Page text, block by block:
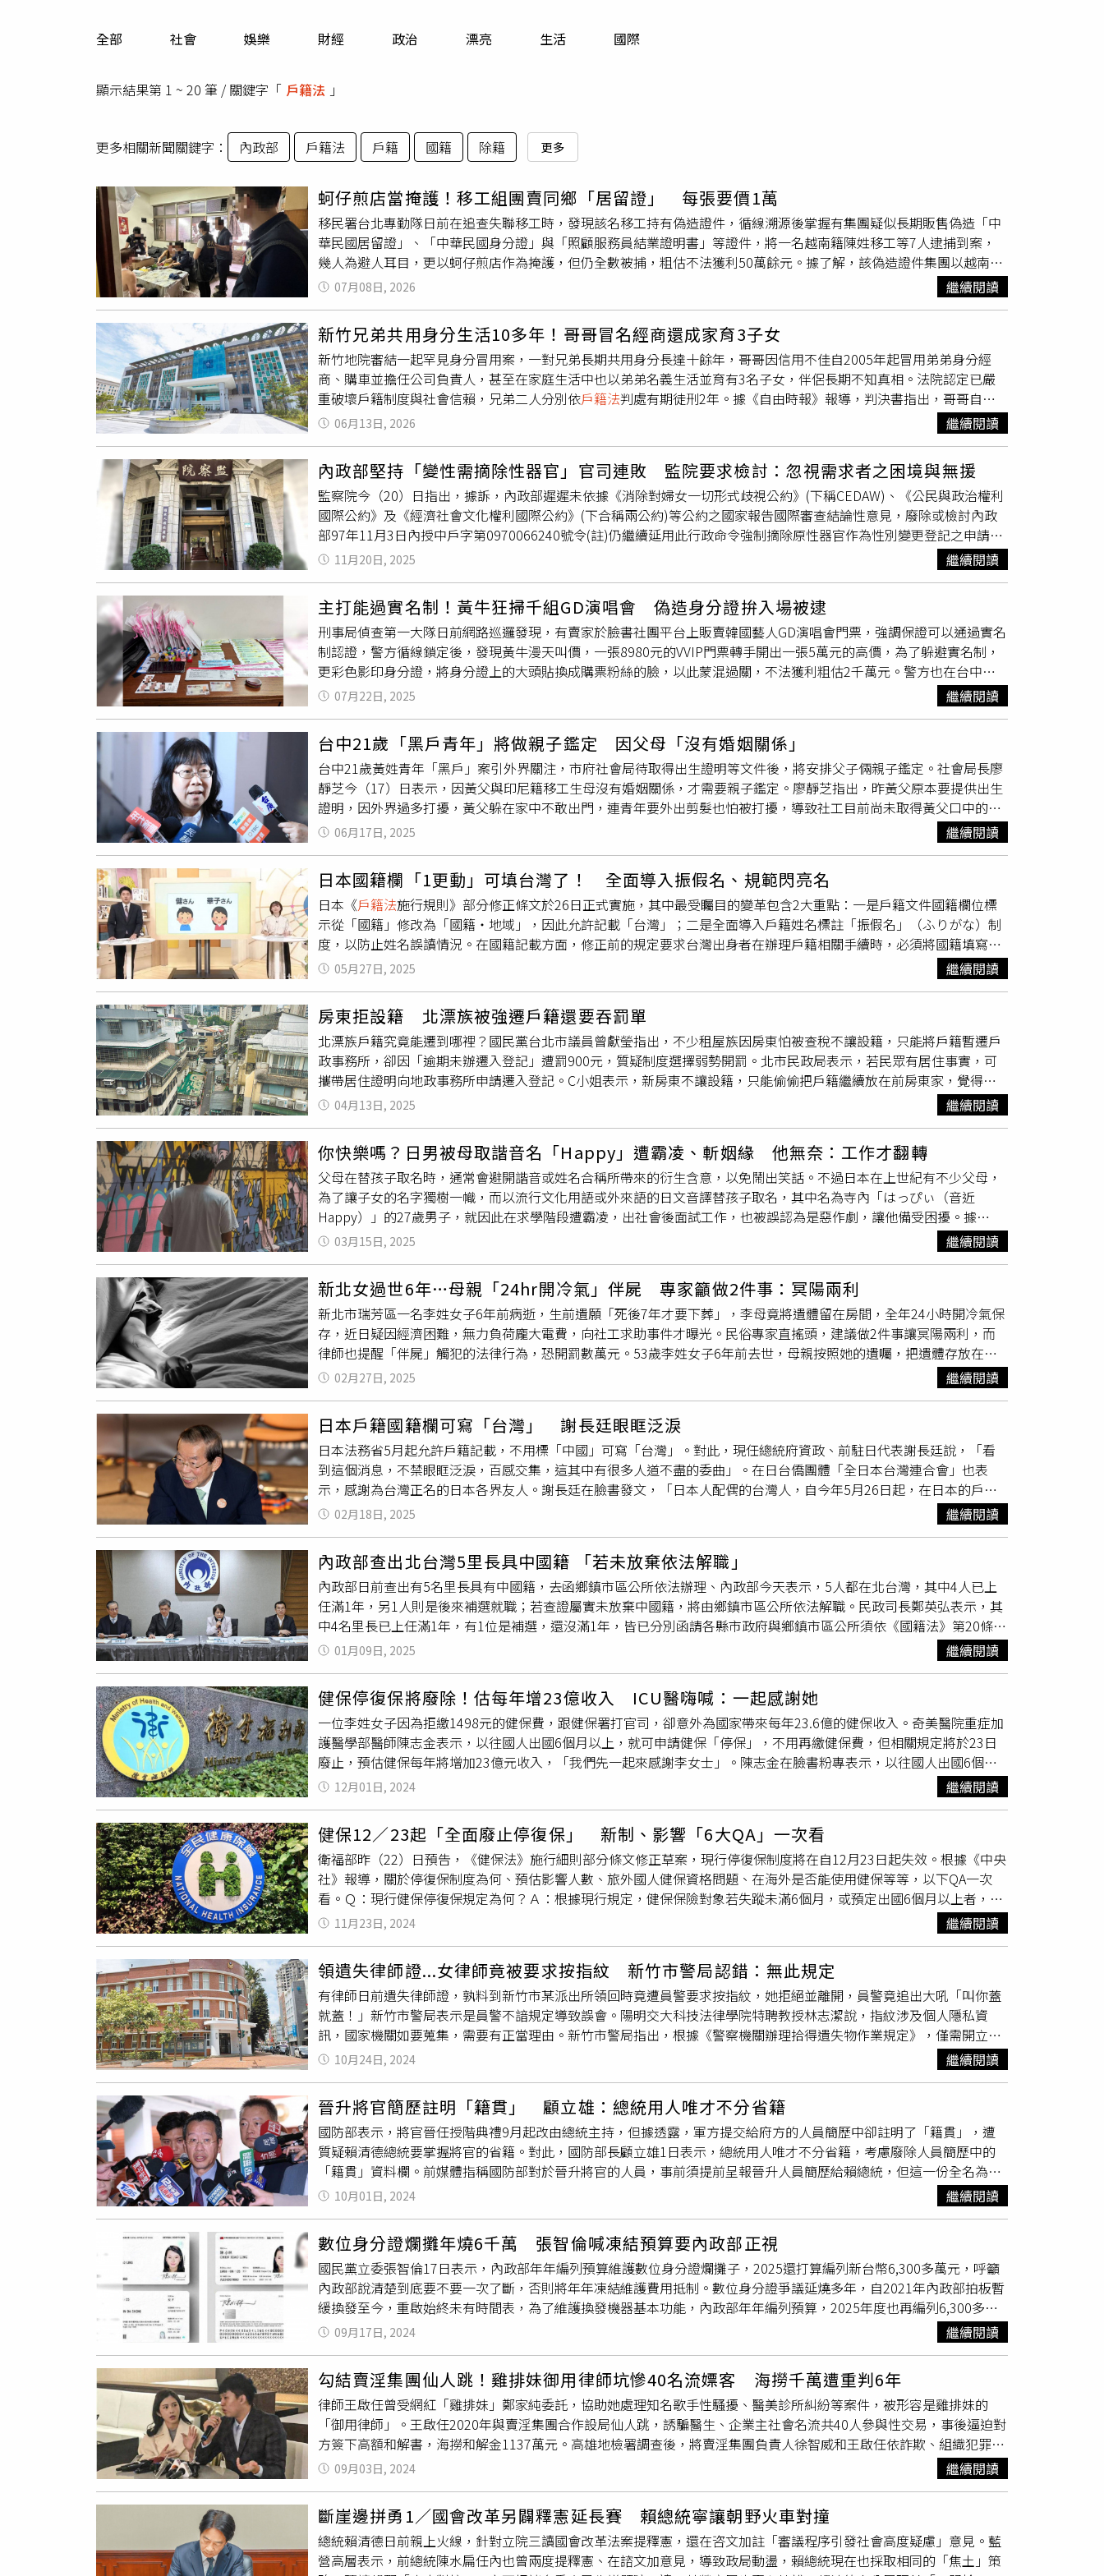
運勢
全部 社會 娛樂 財經 政治 漂亮 生活 國際
顯示結果第 1 ~ 20 筆 / 關鍵字「 戶籍法 」
更多相關新聞關鍵字： 內政部 戶籍法 戶籍 國籍 除籍 更多
蚵仔煎店當掩護！移工組團賣同鄉「居留證」 每張要價1萬
移民署台北專勤隊日前在追查失聯移工時，發現該名移工持有偽造證件，循線溯源後掌握有集團疑似長期販售偽造「中
華民國居留證」、「中華民國身分證」與「照顧服務員結業證明書」等證件，將一名越南籍陳姓移工等7人逮捕到案，
幾人為避人耳目，更以蚵仔煎店作為掩護，但仍全數被捕，粗估不法獲利50萬餘元。據了解，該偽造證件集團以越南籍
陳姓移工為首，陳男的友人裴姓移工因逾期失聯遭遣返出境，裴男認為只要持有仍在有效期限內的居留證就不會遭遣
返，於是讓仍在台的陳男找來同鄉一起組成偽造證件集團，並對外刊出訊息，滿足不少需要假證件的移工，提供「身分
證」、「居留證」與「照護服務員結業證書」，每張要價從5000元至1萬元不等。為避免遭到查緝，陳男等人也利用其
同鄉在台經營、位在松江市場內的蚵仔煎店作為掩護，更找來台籍男子分工協助，提供貼心服務，1人顧店，1人將證件
外送給不方便前來領取的移工。移民署專勤隊與警方組成專案小組後，日前見時機成熟，一舉將陳男等人逮捕到案，當
場查扣已製成60張偽造證件，並已完成交易，初估不法獲利約50萬餘元。全案後續將依違反戶籍法、偽造文書等罪嫌偵
辦，並遭地檢署檢察官提起公訴。移民署強調，偽造、變造或持用不實證件，不僅影響國家證件公信力，更可能衍生非
法工作、非法仲介及治安風險。移民署將持續掃蕩不法網络，深入追查非法雇主舆仲介，並加強溯源打擊此類不法集
聘僱許可，並確實留意相關居留證件真偽，相關資訊可至移民署晶片居留證資料查詢網站查詢(網址
https://niaicinfo.immigration.gov)。若非法聘僱未經許可之外籍人士工作，依就業服務法規定，最高可處新臺幣75萬元
罰鍰；非法媒介外籍人士工作者，最高可處新臺幣50萬元罰鍰；意圖營利從事非法仲介者，最重可處3年以下有期徒
刑、拘役或併科新臺幣120萬元以下罰金，切勿心存僥倖，以身試法。
07月08日, 2026 繼續閱讀
新竹兄弟共用身分生活10多年！哥哥冒名經商還成家育3子女
新竹地院審結一起罕見身分冒用案，一對兄弟長期共用身分長達十餘年，哥哥因信用不佳自2005年起冒用弟弟身分經
商、購車並擔任公司負責人，甚至在家庭生活中也以弟弟名義生活並育有3名子女，伴侶長期不知真相。法院認定已嚴
重破壞戶籍制度與社會信賴，兄弟二人分別依戶籍法判處有期徒刑2年。據《自由時報》報導，判決書指出，哥哥自
2005年起即開始長期使用弟弟提供的國民身分證，並在2016年間進一步以弟弟名義登記擔任一家國際有限公司負責人，
此後持續以該身分進行各類商業活動，包括汽機車買賣、公司經營及一般社交往來，甚至對外印製以弟弟姓名為名的名
同生活超過10年的李姓女子在偵查中證稱，她長期認為同居伴侶即為弟弟本人，兩人育有3名子女，而孩子們也一直認
定父親的真實姓名就是弟弟的名字。直到後續公司經營發生糾紛，並引發相關訴訟後，她才逐步發現多年相伴之人實際
上另有真實身分。法院進一步調查發現，哥哥在多項車輛交易及異動申請中，均使用弟弟身分證影本作為申辦文件，相
關車籍資料大量顯示弟弟名義，顯示其並非偶發性借用證件，而是長期、系統性地以他人身分進行交易行為。法官因此
認定，該行為已超出一般單純「借名登記」範疇，而是全面性冒用他人身分建立社會關係與經濟活動，符合
戶籍法所規
範之冒名使用行為。至於弟弟部分，法院認定其明知哥哥長期以自己名義從事商業、交通及家庭生活等各類行為，仍持
續提供國民身分證供其使用。在哥哥同居伴侶曾向弟弟索取身分證相關資料時，弟弟亦未揭露真相，反而放任對方持續
誤認哥哥即為本人。法院因此認定弟弟構成將國民身分證交付他人供冒名使用之違法行為。對於辯方主張本案屬於單純
「借名登記」關係，法院明確不予採信。判決理由指出，一般借名登記多僅限於特定財產或單一法律關係之名義使用，
但本案哥哥係全面性使用弟弟身分處理商業、交通、社交乃至家庭生活，使周遭所有人均誤認其真實身分，性質上已完
全不同。法官在量刑時特別指出，本案2名被告長期維持虛假身分狀態達10餘年，不僅影響商業交易秩序，更使同居伴
侶及3名子女長期處於錯誤認知之中，甚至未曾知悉父親的真實姓名，對家庭關係與社會信賴造成重大損害，情節嚴
重。因此，法院最終依戶籍法相關規定，分別判處哥哥冒用身分罪、弟弟交付身分證供冒名使用罪，各有期徒刑2年，
全案仍可上訴。
06月13日, 2026 繼續閱讀
內政部堅持「變性需摘除性器官」官司連敗 監院要求檢討：忽視需求者之困境與無援
監察院今（20）日指出，據訴，內政部遲遲未依據《消除對婦女一切形式歧視公約》(下稱CEDAW)、《公民與政治權利
國際公約》及《經濟社會文化權利國際公約》(下合稱兩公約)等公約之國家報告國際審查結論性意見，廢除或檢討內政
部97年11月3日內授中戶字第0970066240號令(註)仍繼續延用此行政命令強制摘除原性器官作為性別變更登記之申請要
件，忽視有性別變更登記需求者之困境與無援，監察院通過監委紀惠容調查報告，要求內政部儘速檢討改進。紀惠容指
出，「強醫療模式」多已被國際判決認定違反國際人權公約，例如：瑞典102年甚至立專法賠償因被迫強制手術之跨性
並變更後的性器官手術是「違憲」。全世界有近200國，其中約50國(約4分之1)已不強制要求手術(即免術換證)，至少20
國採自由換證，亦即不需醫療或非醫療證明即可換證。紀惠容說，各國性別變更登記的制度現分為三種：（1）「強醫
療模式」：要求醫療手術作為變更法定性別的要件，如羅馬尼亞、新加坡、黎巴嫩、韓國等。（2）「弱醫療模式」：
保留部分醫療或司法程序，但多已取消強制手術或不孕證明的要求，如：英國、奧地利、義大利等。（3）「性別自我
認同模式」。允許個人透過自我聲明即可變更法定性別，無需醫療診斷、手術或法院許可，強調去病理化與尊重個人性
別認同，如：阿根廷、丹麥、比利時、挪威、瑞士、德國、西班牙…等。紀惠容說明，我國目前仍採行「強醫療模式」
制度，為此行政院委託研究建議短期採「弱醫療模式」，建議長期採「性別自我認同模式」。陳情人向紀惠容表示，性
別登記、反覆申請遭拒、持覆提起訴願、行政訴訟等救濟程序，讓他們飽受長時間、金錢與身心折磨，徒增訟累虛耗司
法資源與基層戶政人員困擾。截至114年4月30日，訴訟進行中計5件，訴訟已裁判計7件，其中戶政事務所敗訴計6件，
均已完成性別變更登記。紀惠容提到，經調閱我國判決文書發現，多起判決認可以弱醫療模式申請性別變更登記。例
如：110年9月23日北高行判決內容提到：「移除身體原有性器官，以剝奪其生育機能，傷害當事人身體健康之完整
性……經參酌2家由精神科醫師鑑定等證據，原告已有獨立自主性別人格並持續相當期間而趨於穩定」；112年9年21日
最高行判決「如無法律依據，卻強制要求申請人必須進行接受移除原本外部性徵之手術，乃直接傷害其身體之完整性，
嚴重侵害其健康權。」其實，我國行政法院已有穩定見解。內政部97年11月3日行政命令規定變更法定性別需有「2位精
神科醫師診斷書」與「已摘除性器官手術診斷書」。然而，現行戶籍法 戶籍法施行細則，僅規範人民申請身分變更登
記時需附證明，並無要求人民必須摘除原性器官。且我國迄今從未有規範性別變更的相關法律。在無法律依據下，僅由
內政部發布上開行政規則，規範拘束各戶政事務所辦理性別變更登記之依據，紀惠容指出，這已明顯違反法律保留原則
及比例原則。紀惠容說，行政院、內政部推動性別變更要件法制化仍然牛步，行政院與立法院均有提出專案研究報告，
均指出：實務仍以行政規則作為限制依據，顯屬不當…應儘快整合各方意見，提出適切的性別變更登記法律草案。紀惠
容強調，身為戶政中央主管機關的內政部迄今怠不作為，違反憲法及國際人權公約。紀惠容提到，有學者專家指出，內
政部僅用行政命令要求手術摘除性器官，明顯違反法律保留原則，也會違反比例原則。廢除內政部97年11月3日令之
後，應回歸母法即戶籍法第21條規定，並依國際人權公約辦理。法律保留原則是拘束行政機關，而非成為少數族群的阻
礙，反過來拘束人民。紀惠容提及，鑑於強醫療模式現多已被認定違背國際人權公約及憲法，CEDAW及兩公約之國家報
告國際審查結論性意見早已指出，性別認同為基本人權，應廢除手術作為性別變更之要件，然內政部迄今對於性別變更
登記要件之修正及法制化仍然牛步，行政院及所屬機關宜依國際人權公約規範意旨，並參酌各級法院穩定見解及國外做
法，於不侵害人民身體權、健康權、人性尊嚴及人格權之前提下，准予人民性別變更登記之申請，積極作為促進人權實
現之職責。紀惠容呼籲，跨性別者態樣類型多元，所面臨心理或生理治療需求亦不相同，行政院允宜會同所屬機關瞭解
跨性別者所面臨之生活處境及需求，以提供適當之社政醫療、法律扶助等資源挹注及支持，並強化社會溝通及教育，以
消除社會對於跨性別者之偏見及歧視。
11月20日, 2025 繼續閱讀
主打能過實名制！黃牛狂掃千組GD演唱會 偽造身分證拚入場被逮
刑事局偵查第一大隊日前網路巡邏發現，有賣家於臉書社團平台上販賣韓國藝人GD演唱會門票，強調保證可以通過實名
制認證，警方循線鎖定後，發現黃牛漫天叫價，一張8980元的VVIP門票轉手開出一張5萬元的高價，為了躲避實名制，
更彩色影印身分證，將身分證上的大頭貼換成購票粉絲的臉，以此蒙混過關，不法獲利粗估2千萬元。警方也在台中與
新竹逮獲42歲的柳姓主嫌、詹姓、江姓與陳姓男子等4人。韓國藝人GD來台開演唱會造成轟動，演唱會門票開售即秒
殺，儘管主單位已對門票開出實名制機制，入場還需檢驗身分證與手環，但仍逮不住黃牛透過境外集團，以機器人系統
號與出生年月日等基本個資，再以取得之個資初步通過驗證，從而獲得取票序號。柳男以取得之序號成功取票後，再以
高價在臉書社團上轉售，並向購買的粉絲索取大頭照，將身分證P成粉絲的臉後，彩色印出護貝，從而蒙混過關。據
悉，柳姓男子長年以黃牛維生，其被警方逮捕時，警方在其家中搜出大量太妍演唱會的福利品，其甚至在網路上打出
「好名聲」，不少粉絲為了取得票券都曾向他購買，甚至還有客戶變成黃牛，一起加入柳男販售黃牛票。據了解，柳男
旗下的一名擔任保全的26歲將男子，就曾在社團上被人詢問，「這人穩嗎？」，下面不少流言都指出曾和江男買過票，
「可以正常出票」，甚至還有早餐店老闆與工程師都一起加入，粗估至少以不法管道取得1000多組GD演唱會門票序
號、同時還有尚未開演的100多組孫燕姿與500多組BLACKPINK的演唱會序號。刑事局破獲有黃牛集團以不明管道取得
大量個資，並協助粉絲P圖偽造身分證入場。（圖／翻攝畫面）警方鎖定相關證據後，掌握柳男多會以演唱會附近的高
級飯店作為交易處所，就近提供兌票與協助實名制認證的服務，15日兵分多路於台中、新竹等地將柳男等4人拘提到
案，同時查扣G-Dragon等演唱會兌票序號1,500組、實體演唱會門票44張、太妍演唱會粉絲福利品、偽造證件、演唱會
手環、電腦主機、筆記型電腦、現金16萬4,000元、彩色影印機、圓角器、護貝機、護貝紙及偽造身分證鋼印等證物。
全案將依違反文化創意產業發展法及
等罪移送台北地檢署偵辦。刑事局呼籲，文化創意產業發展法業於2023年6
月2日正式施行，若將藝文表演票券以超過票面金額或定價販售者，可處票面金額或定價之10倍至50倍罰鍰；另持用偽
造身分證件通過實名制驗證屬犯罪行為，依戶籍法可處5年以下有期徒刑、拘役或科或併科新臺幣50萬元以下罰金，民
眾追星之餘應特別小心，切勿以身試法。警察機關將加強掃蕩黃牛票集團，持續打擊犯罪，請民眾切勿藉由票券轉售圖
利，更不要購買黃牛票，助長哄抬票價歪風，如發現有人販售黃牛票，可立即向警察機關或相關單位檢舉。刑事局破獲
有黃牛集團以不明管道取得大量個資，並協助粉絲P圖偽造身分證入場。（圖／翻攝畫面）
07月22日, 2025 繼續閱讀
台中21歲「黑戶青年」將做親子鑑定 因父母「沒有婚姻關係」
台中21歲黃姓青年「黑戶」案引外界關注，市府社會局待取得出生證明等文件後，將安排父子倆親子鑑定。社會局長廖
靜芝今（17）日表示，因黃父與印尼籍移工生母沒有婚姻關係，才需要親子鑑定。廖靜芝指出，昨黃父原本要提供出生
證明，因外界過多打擾，黃父躲在家中不敢出門，連青年要外出剪髮也怕被打擾，導致社工目前尚未取得黃父口中的出
生證明等文件，盼外界不要過多干擾而影響進度。至於為何要做親子鑑定？廖靜芝說，這是《
》規定，但目前連
出生證明都還沒看到，僅透過黃父口述得知，生母是印尼籍移工，有生活過一段時間，因兩人沒有婚姻關係，才需要親
子鑑定。廖靜芝強調，相關訊息都是透過黃父口述獲得，要如何協助青年取得身分及設籍，民政局戶政科也提出5種假
設性方案，但一切要等到取得出生證明等相關文件，才能確定下一步做法。
06月17日, 2025 繼續閱讀
日本國籍欄「1更動」可填台灣了！ 全面導入振假名、規範閃亮名
日本《戶籍法施行規則》部分修正條文於26日正式實施，其中最受矚目的變革包含2大重點：一是戶籍文件國籍欄位標
示從「國籍」修改為「國籍・地域」，因此允許記載「台灣」；二是全面導入戶籍姓名標註「振假名」（ふりがな）制
度，以防止姓名誤讀情況。在國籍記載方面，修正前的規定要求台灣出身者在辦理戶籍相關手續時，必須將國籍填寫為
「中國」。此次修法前，日本原則上僅允許記載正式國名，唯一例外是對未承認國家地位的巴勒斯坦地區給予特殊記載
待遇。新制實施後，「國籍」欄位將更改為「國籍・地域」，意即允許在該欄位中登記地區名稱，因此台灣也可正式記
載於官方文件。法務省官網同日更新的婚姻登記、出生登記等申請表格注意事項中，已明確在外國人國籍欄位加註「可
填寫『台灣』」的說明。另一方面，為解決因姓名讀音產生的社會問題，日本同步實施「振假名戶籍制度」。現行戶籍
原本僅登記漢字姓名，自今年5月26日起，所有新生兒的出生登記將立即加註振假名；既有戶籍則將於明年5月26日前全
面更新，各地方政府已陸續寄發記載預定登錄讀音的「振假名通知明信片」給民眾核對。這項制度改革還規範特殊讀法
姓名（俗稱「閃亮亮名字」），禁止漢字本義與讀音完全脫節，如「太郎」讀作「ジョージ」；或易導致誤讀的組合，
如「高」讀作「ひくし」、「太郎」讀作「じろう」。官方也特別提醒，新制實施期間可能出現假冒政府名義的詐騙行
05月27日, 2025 繼續閱讀
房東拒設籍 北漂族被強遷戶籍還要吞罰單
北漂族戶籍究竟能遷到哪裡？國民黨台北市議員曾獻瑩指出，不少租屋族因房東怕被查稅不讓設籍，只能將戶籍暫遷戶
政事務所，卻因「逾期未辦遷入登記」遭罰900元，質疑制度選擇弱勢開罰。北市民政局表示，若民眾有居住事實，可
攜帶居住證明向地政事務所申請遷入登記。C小姐表示，新房東不讓設籍，只能偷偷把戶籍繼續放在前房東家，覺得好
像小偷，如被發現，戶籍又會遷入戶所，開罰對生活更是一大負擔，並非有意違法，而是「無處可遷」。曾獻瑩表示，
》規定，未依限期辦理遷徙登記者，經
歸」、「人籍不合一」的現象，深入了解租屋族真實處境，而非單以裁罰處理。民政局戶籍行政科長劉嘉鳳回應，若房
東不同意遷入，民眾可攜帶身分證、居住證明文件，直接向地所申請遷入，戶所人員將於到府查實後辦理遷入登記。她
坦言，不少被迫逕遷戶所的民眾都相對弱勢，小額罰鍰只是行政作為，不是要把民眾逼到走投無路；房東拒絕租客遷入
戶籍，則牽涉租屋市場機制。劉嘉鳳說明，戶籍為民眾公、私信件寄達地址，設籍地應由民眾擇定任一地址，如經催告
4個月後仍置之不理，民眾到該區戶所辦理業務會被累計開罰，情節輕者、到別區辦理業務者則免罰。
04月13日, 2025 繼續閱讀
你快樂嗎？日男被母取諧音名「Happy」遭霸凌、斬姻緣 他無奈：工作才翻轉
父母在替孩子取名時，通常會避開諧音或姓名合稱所帶來的衍生含意，以免鬧出笑話。不過日本在上世紀有不少父母，
為了讓子女的名字獨樹一幟，而以流行文化用語或外來語的日文音譯替孩子取名，其中名為寺內「はっぴぃ（音近
Happy）」的27歲男子，就因此在求學階段遭霸凌，出社會後面試工作，也被誤認為是惡作劇，讓他備受困擾。據
ABEMA TIMES報導，上世紀80年代的日本，有許多父母在孩子出生後取「閃亮名字（キラキラネーム）」，是指脫離日
戶籍法》修正草
案，屆時戶籍上的姓名需標註讀音，且須是「社會普遍認可的讀法」，此項制度也將對「閃亮名字」進行一定程度的規
範。不過，有民眾擔心，若家長能說明替孩子命名的用意，即可通過審核，反而讓更多人承受此類名字帶來的困擾。名
為寺內「はっぴぃ」的男子，從小就因為自己的名字備感困擾。他回憶，小學低年級時，班級名冊上只有他的名字是以
平假名書寫，引起強烈違和感，經常因為名字受到注目而感到厭倦，等到他升上國中，甚至因此遭霸凌，有人會嘲諷，
「你叫『Happy』卻一點也不快樂吧？」或「叫這個名字就是活該被欺負」。直到國中三年級時，寺內一度萌生改名念
頭，希望高中能以新名字重新開始，但未能如願。他也說，小學、國中時每逢「Happy Birthday」或「Happy
Valentine’s Day」等活動，都成為同學拿他名字開玩笑的機會。而他之所以名叫寺內「はっぴぃ」，來自寺內的母親
為了紀念生下他時的幸福心情所取，不過他對此強調，不會怨懟母親。寺內續指，短期大學入學典禮上，當他的名字被
唸出時，全場目光齊聚於他身上，讓他感到絕望與無奈，不禁心想「又要開始那樣的日子了」。後來出社會求職的過程
中，他投出的履歷也常被誤以為是惡作劇，就算通過初步審核，仍會在面試時被面試官質疑「你是不是在開玩笑」。轉
捩點是在進入職場後，寺內才開始感受到名字帶來的正面效益。他表示，有些客戶會因為他的名字而留下深刻印象，甚
至有人將他的名片掛起來當作好運象徵，讓他不禁感嘆，「步入社會後，才終於覺得這個名字逐漸被大家接受。」然
而，寺內也曾因為名字，錯失婚姻機會，「曾經交往對象的家人，因為聽到我的名字而產生排斥，最後不得不放棄結
婚。」他指出，對老一輩來說，「閃亮名字」仍不容易被他們接受。無獨有偶，今年30多歲的女子笹子明美，替9歲的
女兒取名為「笑顏（にこ，音同Niko，與日文的擬態語「ニコニコ」，音同Niko Niko有關）」。笹子明美說，「當時
並不覺得是閃亮名字，只希望孩子能常常笑著生活。」雖然目前女兒只是偶爾被朋友開玩笑，母女倆並不特別在意，但
笹子明美坦言有些後悔，擔心名字是否會在孩子未來升學、就業或婚姻上造成困擾。笹子明美表示，自己在20多歲時結
婚生子，原本想替女兒取名為「露葉（つゆは）」，但母親強烈反對，最後由外婆決定叫「笑顏」，寓意「希望她一直
笑容滿面」。笹子明美坦言，當時也覺得名字特別、重複性不高而欣然接受，但聽完寺內的經歷後，如今也開始擔心這
是否會影響孩子未來的印象。笹子明美補充，「自己覺得是可愛的名字，但連女兒和她的朋友們都說『這個名字乍看不
知道怎麼唸』，才讓我開始在意起來。」笹子明美也透露，當初還曾考慮過「つゆは」或「いろは」等更傳統的日式名
字，但因為女兒家中是第一個孫輩，全家人共同討論下才決定名字。針對「閃亮名字」導致的獨特命名，有日本網友批
評「父母不要為了自我滿足而亂取名字」、「這樣的父母太荒唐」、「父母只是想要取個不重覆的名字而已，根本是自
私行為」。如今日本每年約有超過4000人改名，如何在父母心意與孩子未來之間取得平衡，成為社會討論焦點。曾為超
過12萬人提供命名建議的姓名學者牧野恭仁雄指出，會取閃亮名字的父母，大多來自「在富裕時代成長」的世代。牧野
恭仁雄解釋，「經歷過高度經濟成長或泡沫經濟時期的父母，曾被教導須升學、進大企業，無法展現個性，因此他們傾
向透過命名來彰顯個性。」牧野恭仁雄也提到，部分改名者來自深受困擾的家庭，「有些媽媽會因為名字被其他家長說
『很難叫出口』而感到受傷，嚴重者甚至足不出戶、食不下嚥。」藝人あおちゃんぺ表示，問題不在命名本身，而在
「社會對名字的過度反應」。あおちゃんぺ說，「父母用心為孩子取名本就沒錯，是外界不必要的評價讓人受傷，應改
變的是社會風氣，而非父母替孩子取的名字。」寺內也分享自身感觸，「孩子的人生可能會因為名字而被他人定義，成
為一種不自覺的束縛。取名字時，父母應好好思考是否會變成孩子人生的枷鎖。」名模益若翼也分享過往經歷，「我的
本名是『翼』，小學時常被說『你叫翼，那你會踢足球嗎？』我還故意不去看《足球小將》。但長大後回頭看，反而覺
得那是很棒的作品。」最後，針對笹子明美的女兒「笑顏」的未來，益若也表示，「或許她會有一段青春期叛逆、不愛
笑的時期，但某天也會發現，自己其實活出那個名字的模樣。」
03月15日, 2025 繼續閱讀
新北女過世6年…母親「24hr開冷氣」伴屍 專家籲做2件事：冥陽兩利
新北市瑞芳區一名李姓女子6年前病逝，生前遺願「死後7年才要下葬」，李母竟將遺體留在房間，全年24小時開冷氣保
存，近日疑因經濟困難，無力負荷龐大電費，向社工求助事件才曝光。民俗專家直搖頭，建議做2件事讓冥陽兩利，而
律師也提醒「伴屍」觸犯的法律行為，恐開罰數萬元。53歲李姓女子6年前去世，母親按照她的遺囑，把遺體存放在房
間，直到近日疑似中風，加上經濟困難，無力負擔電費，才向社工坦承此事。警方獲報後前往現場，發現遺體已成乾
屍，隨即封鎖進行調查，並通報檢方進行相驗。據了解，李母大約7、8年前買下現居的5層樓公寓中的3樓，她在女兒去
世後，把遺體放在房間內，24小時開冷氣保存，還每天擦拭遺體，時間長達6年。民俗專家廖大乙指出，人有三魂，靈
魂、覺魂、生魂，往生後生魂即滅，只剩下靈魂和覺魂，生魂和軀體會分離。他認為李女是宗教狂熱分子，伴屍會影響
到左鄰右舍，最好請有能力的道士引領陰魂去該去的地方，好好開釋亡者，盡快入土為安，這樣生者、亡者都解脫，才
能冥陽兩利。根據《TVBS》報導，李茂增律師說明，關鍵在於李母並未有「刻意損壞遺體」的行為與動機，也不構成違
反《刑法》第247條損壞、遺棄、污辱或盜取屍體者。不過，因存放遺體未通報、並即時下葬，引發未生疑慮，已違反
《新北市殯葬自治條例》第12條與第22條「屍體應自死亡日起2個月內完成埋葬或火化。但有特殊情形經核准展延期限
者，不在此限」。因此，李母恐挨罰1萬元以上至3萬元以下罰鍰。另外，自死亡事件發生或死亡事實確定後30日內，未
於法定期間申請、登記，經戶政事務所催告仍不申請者，涉及違反《戶籍法
元以下罰鍰。◎民俗說法，僅供參考。
02月27日, 2025 繼續閱讀
日本戶籍國籍欄可寫「台灣」 謝長廷眼眶泛淚
日本法務省5月起允許戶籍記載，不用標「中國」可寫「台灣」。對此，現任總統府資政、前駐日代表謝長廷說，「看
到這個消息，不禁眼眶泛淚，百感交集，這其中有很多人道不盡的委曲」。在日台僑團體「全日本台灣連合會」也表
示，感謝為台灣正名的日本各界友人。謝長廷在臉書發文，「日本人配偶的台灣人，自今年5月26日起，在日本的戶籍
的記載，終於可以不寫『中國』而填寫『台灣』了，看到這個消息，不禁眼眶泛淚，百感交集，這其中有很多人道不盡
的委曲，過程也有很多人鍥而不捨的努力！1972年日本和中華民國斷交，並搶先與中華人民共和國（中共）建交，當時
田中角榮風光一時，因為事先沒有充分的考量和配套，留下很多後遺症，可以說那個風光是建立在台灣人的辛酸和委曲
上面，國籍的記載，就是典型例子。」謝長廷表示，「因為只有日本人能擁有日本戶籍，和日本人結婚的外國人，只能
登載為配偶，而配偶可有國籍欄可以記載，但日本不承認中華民國，所以依法務省解釋，台灣人也必須記載國籍為『中
國』，台灣人只能含淚照辦。我八年多前就任駐日大使時，就有不少鄉親向我訴苦，我也覺得很不合理，馬上向日方反
應，希望比照『居留卡』的做法，有『國籍地區欄』，不願寫中國的，可以寫台灣，但因為戶籍格式是依戶籍法的規
定，必須先修改戶籍法
才能更改。當時我們研判日本國會不會為台灣人的記載問題而修法，而如果正式因這個理由要求
修法，必然招來中國反彈和親中派議員的扺制，所以費盡心思。」謝長廷指出，「日本有二位國會議員的夫人是台灣
人，她們也算是受害人，其中一位台灣女婿是參議員，他告訴我日本戶籍法 為了漢字假名（注音）問題，將在幾年後修
改，他願意隨時留意動態，全力配合，並將結合更多議員支持，希望我們保持低調。我們於是決定長期作戰，成立專案
小組，由領務組傅姓、陳姓前後兩任組長擔任負責人，當做重大任務，沒有間斷的推動，記得當時我在公文批示「『案
複雜難度高，但應努力完成』，中間曲折迂迴，跌跌撞撞，他們的辛勞可以想像！」全台連指出，在日台人長久呼籲日
本政府要尊重身分認同，要求改正卻沒得到回應，很多在日台人戶籍被標「中國」，有時還被地方公所解釋為「中華人
民共和國」，不但常誤認，在冾公或臨檢也增加不必要困擾。全台連說，幸好日本各界人士願傾聽理解訴求，積極為台
灣正名連署和遊說，在各方努力下開花結果，為台灣人的尊嚴和名譽開正路。
02月18日, 2025 繼續閱讀
內政部查出北台灣5里長具中國籍 「若未放棄依法解職」
內政部日前查出有5名里長具有中國籍，去函鄉鎮市區公所依法辦理、內政部今天表示，5人都在北台灣，其中4人已上
任滿1年，另1人則是後來補選就職；若查證屬實未放棄中國籍，將由鄉鎮市區公所依法解職。民政司長鄭英弘表示，其
中4名里長已上任滿1年，有1位是補選，還沒滿1年，皆已分別函請各縣市政府與鄉鎮市區公所須依《國籍法》第20條規
定，請當事人說明有沒有依規定在就職前放棄中華民國以外的國籍，且在就職1年內是否提出已放棄其他國籍證明文
件，如果經查證未放棄中華人民共和國國籍，由鄉鎮市區公所解職。內政部長劉世芳說明，這5名里長都集中在北台
或國籍法怎麼規範，內政部也都有再次說明。鄭英弘指出，由鄉鎮市區公所查明
後，若當事人沒有依國籍法規定提出放棄其他國籍證明，鄉鎮市區公所就要立即處理，因此要看各鄉鎮市區公所處理時
程。
01月09日, 2025 繼續閱讀
健保停復保將廢除！估每年增23億收入 ICU醫嗨喊：一起感謝她
一位李姓女子因為拒繳1498元的健保費，跟健保署打官司，卻意外為國家帶來每年23.6億的健保收入。奇美醫院重症加
護醫學部醫師陳志金表示，以往國人出國6個月以上，就可申請健保「停保」，不用再繳健保費，但相關規定將於23日
廢止，預估健保每年將增加23億元收入，「我們先一起來感謝李女士」。陳志金在臉書粉專表示，以往國人出國6個月
以上，就可申請健保「停保」，不用再繳健保費，再入境後「復保」（繳保費）即可就醫使用健保資源，因此一些長年
居住在國外的國人，平日不用繳健保費，等到有需要使用健保時再回台繳費，就可以馬上使用健保，且不必回溯繳費。
醫生指出，國外醫療費用昂貴，既使是買機票回台就醫，都還是非常划算，因此一直以來都有不少爭議，「這名在台灣
有戶籍的李女士長期旅居國外，每年只在農曆春節才返台，短暫停留即出境，卻接到健保局通知要繳交合計2個月1498
元的健保費，而心生不滿。她覺得，她一回台就『自動復保』不合理，她也沒有要用健保，為何要繳保費？」李女因此
和健保署打官司，結果敗訴，但她不服，經審議、訴願、行政訴訟駁回，向大法官聲請釋憲，結果憲法法庭判決「停復
保」制度違憲，要求修法，結果健保署乾脆把原本的「停復保制度」廢掉。陳志金提到，目前約有21萬人停保，換算下
來，如果這些人沒有停保，健保保費每年將增加23億元收入。醫生說明，長年旅居國外的人，也不必擔心自己會當冤大
規定，國人出境2年以上，戶籍就會被遷出，沒有戶籍的
話，健保就會自動「退保」，就不用再繳健保費。如果在退保後2年內恢復戶籍，當天開始即為健保強制保險對象，要
再開始繳納健保費。陳志金接著說，如果遷出退保超過2年（也就是出國超過4年）才回來設戶籍，就要從登記戶籍開始
起算6個月，才能再投保，我們大家都應該要感謝李女士，感謝她堅定的毅力、鍥而不捨，幫全台灣的民眾爭取到「出
國也要繼續繳健保費」的待遇，讓國家每年可以增加23.6億的健保收入！」
12月01日, 2024 繼續閱讀
健保12／23起「全面廢止停復保」 新制、影響「6大QA」一次看
衛福部昨（22）日預告，《健保法》施行細則部分條文修正草案，現行停復保制度將在自12月23日起失效。根據《中央
社》報導，關於停復保制度為何、預估影響人數、旅外國人健保資格問題、在海外是否能使用健保等等，以下QA一次
看。Ｑ：現行健保停復保規定為何？Ａ：根據現行規定，健保保險對象若失蹤未滿6個月，或預定出國6個月以上者，可
以辦理停保，暫停繳納保險費，停保期間其眷屬應改以其他身分投保。而曾辦理出國停保者，應於返國復保後屆滿3個
月，始得再次辦理停保。出國6個月以上停保者，以返國之日為復保日；如短期需再出國，應自返國復保屆滿3個月，始
得再次辦理停保。而出國未滿6個月即返國者，應該註銷停保，並補繳停保期間的保險費。Ｑ：為什麼會要修施行細
則？Ａ：在台灣有戶籍的李女，自民國91年間即長期居留國外，每年農曆春節才返國，陪伴父親過節後即出境，健保署
通知李女依規定辦理復保，李女未處理後，健保署於民國104年核定李女復保、停保日期，並要求李女繳交復保至停保
期間的保險費。李女不服，認為修正是為了處理出國停保民眾短暫返國復保就醫的爭議，增加復保後屆滿3個月才能停
保的限制，但沒有考量到她這種長期居留國外，每次返國僅短暫停留者的權益，希望大法官宣告相關規定違憲。而經審
議、訴願、行政訴訟駁回，向大法官聲請釋憲。憲法法庭2022年12月23日判決，健保停復保制違反法律保留原則違憲，
若仍認有維持此制度必要性，應該以法律或法律明確授權的命令訂定，並給予相關機關檢討期，否則應於2年後失效。
Ｑ：施行細則修訂後規定？Ａ：衛生福利部22日預告修正「全民健康保險法施行細則」部分條文草案，預告期為2周，
預告期若無異議，將在12月23日起廢止停復保制度。社會保險司長劉玉娟表示，屆時擁有中華民國戶籍者，即使出國超
過6個月，一樣要繳納健保費用，讓全體國人履行義務恢復一致，符合健保法「強制性社會保險」精神。修正草案除了
刪除停復保的相關制度，還加上過渡條文，在今年12月22日前已辦理停保者，維持停保，但應於「返國當日」依規定辦
理復保，且復保後不再可停保。政府駐外人員及其隨行之配偶、子女，亦應於返國之日辦理復保，復保後不再辦理停
保。Ｑ：這次修法影響多少人？Ａ：全民健康保險署長石崇良評估，目前停保有效者共約有21萬人，多數是旅外僑胞、
另有一部分是出國念書的民眾；在廢止停復保制度後，換算下來，若這些人沒有停保，健保保費每年收入約新台幣23億
元，但這些民眾就醫所使用的醫療資源等支出則無法估算。Ｑ：如果長年旅居國外，會無限期持續繳健保費嗎？Ａ：依
「戶籍法 」第16條第3項規定，國人出境2年以上，應為遷出登記。出境逾2年戶籍被遷出國外者，若欲辦理遷入（恢復
戶籍）登記，只要持中華民國護照或入國證明文件入境，並備齊國民身分證、遷入地戶口名簿及前開護照等資料，由本
人、戶長或委託他人至遷入地戶政事務所辦理，當日即可完成登記。未來旅外者健保資格就會隨戶籍遷入遷出調整，自
戶籍遷出國外、在台灣沒有戶籍當天開始，自健保「退保」。至於恢復健保身分時間，則因返國時間有不同。石崇良解
釋，若國人在退保當天起算2年內恢復戶籍，登記戶籍當天開始，即為健保強制保險對象；但若從遷出退保當天起算超
過2年（即出國超過4年），才回來設戶籍，就要從登記戶籍開始起算6個月，才能再投保。Ｑ：人在國外就完全用不到
健保嗎？Ａ：依據健保規定，保險對象如到國外、中國大陸地區旅遊或處理事務，臨時發生不可預期的緊急傷病或緊急
生育情事，必須在當地醫療院所立即就醫時，必須在急診、門診治療當日或出院日起算6個月內，檢具書據，向健保申
請核退醫療費用。
11月23日, 2024 繼續閱讀
領遺失律師證...女律師竟被要求按指紋 新竹市警局認錯：無此規定
有律師日前遺失律師證，孰料到新竹市某派出所領回時竟遭員警要求按指紋，她拒絕並離開，員警竟追出大吼「叫你蓋
就蓋！」新竹市警局表示是員警不諳規定導致誤會。陽明交大科技法律學院特聘教授林志潔說，指紋涉及個人隱私資
訊，國家機關如要蒐集，需要有正當理由。新竹市警局指出，根據《警察機關辦理拾得遺失物作業規定》，僅需開立遺
失人認領拾得物領據，並無按捺指紋規定，受理員警不諳相關規定，導致民眾誤會造成非議。另外有關員警受理案件態
度不佳，市警局將檢討改進，並加強相關法規教育。指紋是重要個人資訊，過去也曾發生過按捺指紋爭議。2005年原定
在7月1日全面換發新版身分證，但因當時《
戶籍法
》規定換發、補發、初領身分證都要按捺指紋，受到部分人權團體與
政治人物強烈反對緊急喊卡，後續大法官宣告此規定違憲。陽明交大科技法律學院特聘教授林志潔說，內政部警政署定
有警察機關處理遺失物的作業要點，其中提到遺失物的受領權人，可前往警察局領取遺失物，警察機構可請其填寫領
據，但並沒有具體要求領據格式。各警察機構的規定，均僅要求攜帶身分證件，在領據上可簽名蓋章「或」按指紋，並
沒有要求須提供指紋。建議警局宜統一受領遺失物程序和領據格式，避免爭議再發生。
10月24日, 2024 繼續閱讀
晉升將官簡歷註明「籍貫」 顧立雄：總統用人唯才不分省籍
國防部表示，將官晉任授階典禮9月起改由總統主持，但據透露，軍方提交給府方的人員簡歷中卻註明了「籍貫」，遭
質疑賴清德總統要掌握將官的省籍。對此，國防部長顧立雄1日表示，總統用人唯才不分省籍，考慮廢除人員簡歷中的
「籍貫」資料欄。前媒體指稱國防部對於晉升將官的人員，事前須提前呈報晉升人員簡歷給賴總統，但這一份全名為
「將級重要軍職人員簡歷冊」的表格中卻包括依據
修正後，已不列在身分證的籍貫資訊，引發外界對於賴清德總
統晉升將領時，是否有省籍考量的疑慮。顧立雄1日上午前往立法院備詢時回應媒體提問時澄清，因為該重要的將級人
員簡歷表要追溯到很久很久以前，都有提供籍貫的欄位。因為是很少數人在使用的，所以後來這個「籍貫欄」一直保留
到現在，沒有有隨著戶籍法修正以後、兵籍表改為只有保留出生地，並沒有提供「籍貫欄」。但是這些晉任將級重要人
士的資料，在歷年來呈報給總統的時候，都還保留有籍貫，所以絕對不是現在才刻意新增的。顧立雄表示，歷年來國防
部呈報給總統的將級人員資歷表上都有籍貫欄，很多年來都是如此，不過，現在外界既然有質疑的話，國防部會考慮就
把這個「籍貫欄」給刪除掉。顧立雄說，賴總統用人強調一切就是用人唯才，沒有任何省籍之分，不會因為省籍而影響
升遷，那我想在這個敵情日益嚴峻的今天，我們沒有必要再去刻意的去強調省籍、統獨這些等等，這些只會讓親痛仇
10月01日, 2024 繼續閱讀
數位身分證爛攤年燒6千萬 張智倫喊凍結預算要內政部正視
國民黨立委張智倫17日表示，內政部年年編列預算維護數位身分證爛攤子，2025還打算編列新台幣6,300多萬元，呼籲
內政部說清楚到底要不要一次了斷，否則將年年凍結維護費用抵制。數位身分證爭議延燒多年，自2021年內政部拍板暫
緩換發至今，重啟始終未有時間表，為了維護換發機器基本功能，內政部年年編列預算，2025年度也再編列6,300多萬
元，挨批浪費。對此，張智倫回顧，賴清德總統過去擔任行政院長時，曾推動換發數位身分證，這項政策原訂2020年早
該上路，可惜因資安疑慮喊卡，當時問題在於未完備相關法令，也沒有充分進行社會溝通，當時卻無人須為此負行政責
任，結果14億設置預算打水漂不說，每年還要花費6,000多萬元維護，錢這樣亂花，相當不合理。張智倫指出，第11屆
第1會期立法院內政委員會已成立「數位身分證換發政策及預算執行調閱專案小組」，當時在野黨立委紛紛希望盡速釐
清真相和檢討缺失，但內政部提供的文件卻使用「重度馬賽克」遮掩資訊，甚至只給目錄而沒有內文，讓立委索資受
阻，簡直處處都是黑箱，令人不禁想問「政府到底在怕什麼？」張智倫認為，數位身分證一案凸顯《個人資料保護
法》、《戶籍法》和《資通安全管理法》都需要修法，以精進個資、資安保護工作，呼籲內政部拿出實際作為，認真應
對數位身分證這個爛攤子，否則新會期不排除凍結來年的維護費用甚至進一步刪除預算，不再無止盡地讓全民為錯誤政
09月17日, 2024 繼續閱讀
勾結賣淫集團仙人跳！雞排妹御用律師坑慘40名流嫖客 海撈千萬遭重判6年
律師王啟任曾受網紅「雞排妹」鄭家純委託，協助她處理知名歌手性騷擾、醫美診所糾紛等案件，被形容是雞排妹的
「御用律師」。王啟任2020年與賣淫集團合作設局仙人跳，誘騙醫生、企業主社會名流共40人參與性交易，事後逼迫對
方簽下高額和解書，海撈和解金1137萬元。高雄地檢署調查後，將賣淫集團負責人徐智威和王啟任依詐欺、組織犯罪、
偽造文書、兒少法等罪嫌起訴，法院審理後，判徐智威徒刑7年6月，王啟任徒刑6年。可上訴。經營應召站的31歲男子
徐智威，2019年曾勾結未成年國三少女，涉嫌媒介性交易後撿走客人的保險套和衛生紙，再恐嚇客人與未成年少女性交
「不和解就報警」，高雄高分院依恐嚇取財、違反兒少性剝削防制條例等罪判徐男5年，得易科罰金部分1年。徐男2020
年羈押期滿出獄後仍不知悔改，在台北透過中間人認識王啟任後，2人竟共同策畫「仙人跳」賺錢計畫，由徐男手下在
包養、約會網站上物色有意包養未滿15歲少女的嫖客，再由手下女子喬裝出面，前往指定地點性交易，徐事後再找人以
「少女家長」身分出面，並在律師王啟任的陪同下，向顧客謊稱陳女未成年，要求支付10萬至100萬元不等和解金，否
09月03日, 2024 繼續閱讀
斷崖邊拼勇1／國會改革另闢釋憲延長賽 賴總統寧讓朝野火車對撞
總統賴清德日前親上火線，針對立院三讀國會改革法案提釋憲，還在咨文加註「審議程序引發社會高度疑慮」意見。藍
營高層表示，前總統陳水扁任內也曾兩度提釋憲、在諮文加意見，導致政局動盪，賴總統現在也採取相同的「焦土」策